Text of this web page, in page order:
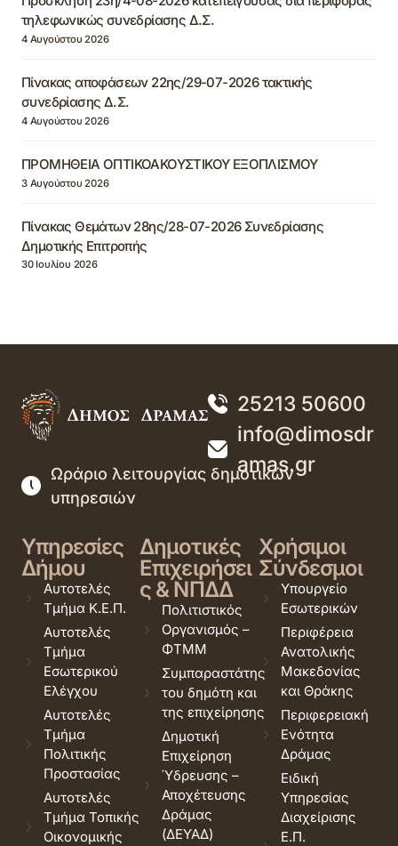
τηλεφωνικώς συνεδρίασης Δ.Σ.
4 Αυγούστου 2026
Πίνακας αποφάσεων 22ης/29-07-2026 τακτικής
συνεδρίασης Δ.Σ.
4 Αυγούστου 2026
ΠΡΟΜΗΘΕΙΑ ΟΠΤΙΚΟΑΚΟΥΣΤΙΚΟΥ ΕΞΟΠΛΙΣΜΟΥ
3 Αυγούστου 2026
Πίνακας Θεμάτων 28ης/28-07-2026 Συνεδρίασης
Δημοτικής Επιτροπής
30 Ιουλίου 2026
25213 50600
info@dimosdr
amas.gr
Ωράριο λειτουργίας δημοτικών
υπηρεσιών
Υπηρεσίες
Δήμου
Αυτοτελές
Τμήμα Κ.Ε.Π.
Αυτοτελές
Τμήμα
Εσωτερικού
Ελέγχου
Αυτοτελές
Τμήμα
Πολιτικής
Προστασίας
Αυτοτελές
Τμήμα Τοπικής
Οικονομικής
Δημοτικές
Επιχειρήσει
ς & ΝΠΔΔ
Πολιτιστικός
Οργανισμός –
ΦΤΜΜ
Συμπαραστάτης
του δημότη και
της επιχείρησης
Δημοτική
Επιχείρηση
Ύδρευσης –
Αποχέτευσης
Δράμας
(ΔΕΥΑΔ)
Χρήσιμοι
Σύνδεσμοι
Υπουργείο
Εσωτερικών
Περιφέρεια
Ανατολικής
Μακεδονίας
και Θράκης
Περιφερειακή
Ενότητα
Δράμας
Ειδική
Υπηρεσίας
Διαχείρισης
Ε.Π.